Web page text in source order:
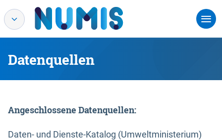
Datenquellen
Angeschlossene Datenquellen:
Daten- und Dienste-Katalog (Umweltministerium)